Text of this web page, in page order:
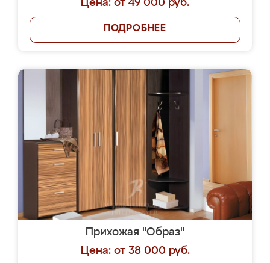
Цена: от 49 000 руб.
ПОДРОБНЕЕ
Прихожая "Образ"
Цена: от 38 000 руб.